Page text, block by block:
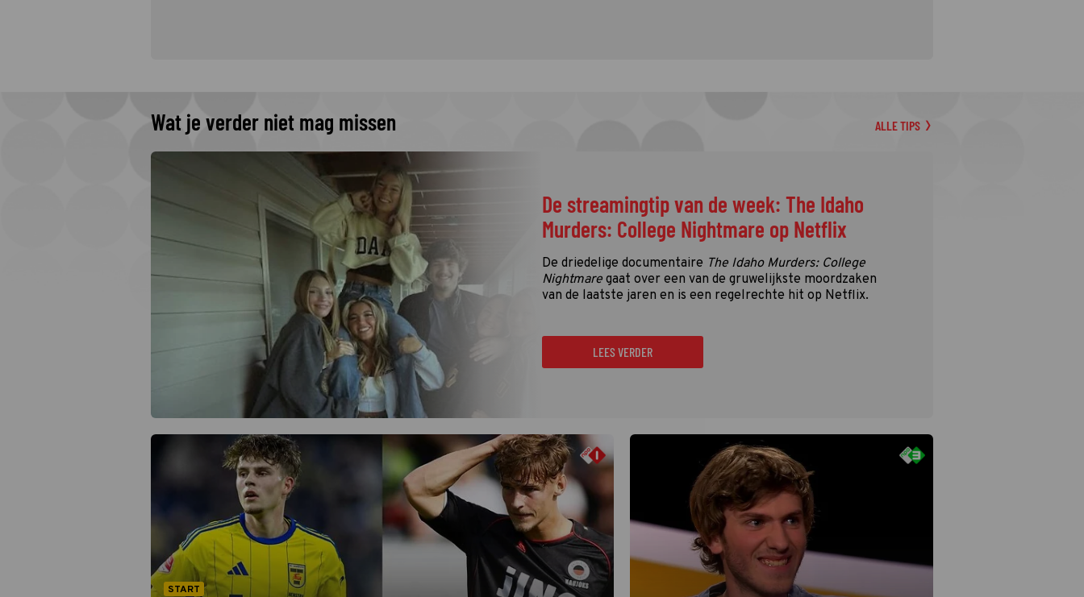
Wat je verder niet mag missen ALLE TIPS
De streamingtip van de week: The Idaho
Murders: College Nightmare op Netflix
De driedelige documentaire The Idaho Murders: College
Nightmare gaat over een van de gruwelijkste moordzaken
van de laatste jaren en is een regelrechte hit op Netflix.
LEES VERDER
START